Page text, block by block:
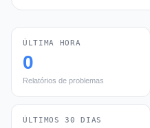
ÚLTIMA HORA
0
Relatórios de problemas
ÚLTIMOS 30 DIAS